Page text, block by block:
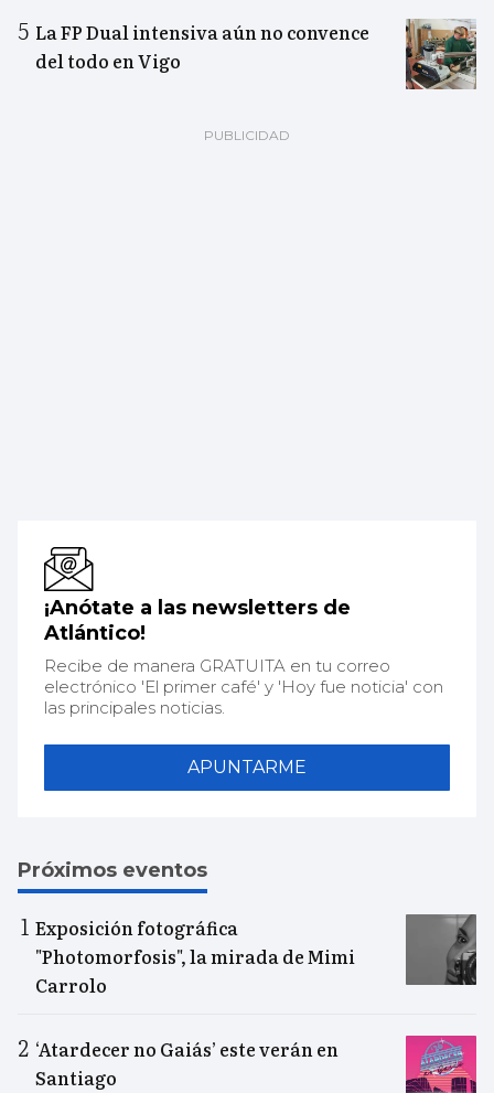
La FP Dual intensiva aún no convence
del todo en Vigo
¡Anótate a las newsletters de
Atlántico!
Recibe de manera GRATUITA en tu correo
electrónico 'El primer café' y 'Hoy fue noticia' con
las principales noticias.
APUNTARME
Próximos eventos
Exposición fotográfica
"Photomorfosis", la mirada de Mimi
Carrolo
‘Atardecer no Gaiás’ este verán en
Santiago